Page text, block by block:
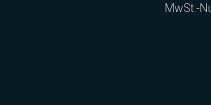
MwSt.-